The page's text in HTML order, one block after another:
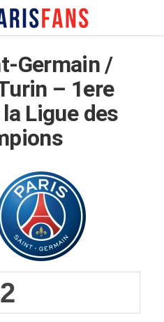
Germain /
– 1ere
Ligue des
2